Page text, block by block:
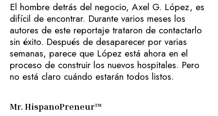
El hombre detrás del negocio, Axel G. López, es
difícil de encontrar. Durante varios meses los
autores de este reportaje trataron de contactarlo
sin éxito. Después de desaparecer por varias
semanas, parece que López está ahora en el
proceso de construir los nuevos hospitales. Pero
no está claro cuándo estarán todos listos.
Mr. HispanoPreneur™